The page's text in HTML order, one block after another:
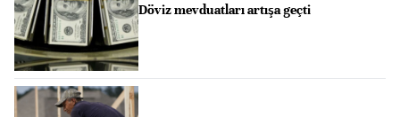
Döviz mevduatları artışa geçti